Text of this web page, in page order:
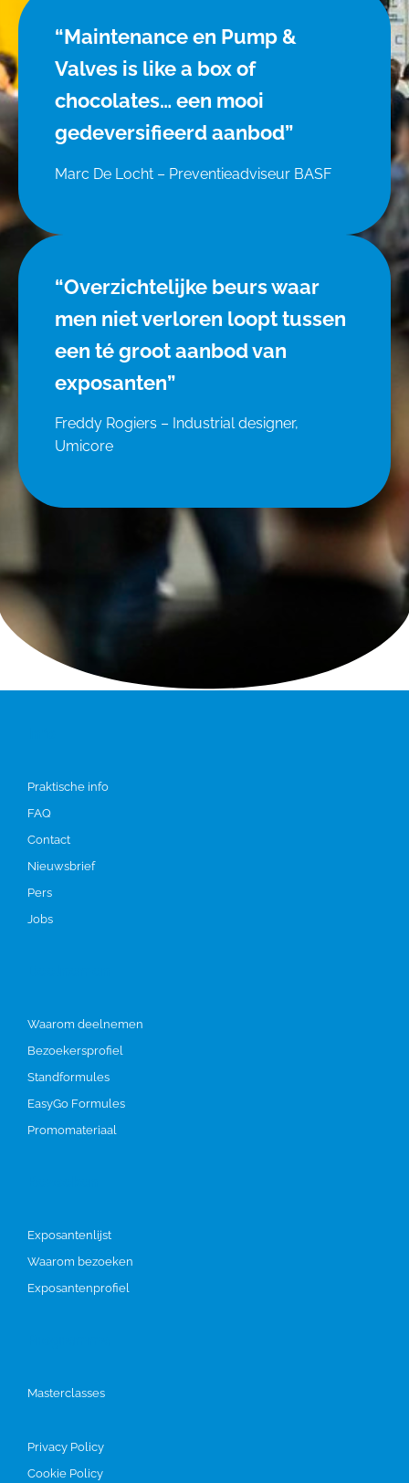
“Maintenance en Pump &
Valves is like a box of
chocolates… een mooi
gedeversifieerd aanbod”
Marc De Locht – Preventieadviseur BASF
“Overzichtelijke beurs waar
men niet verloren loopt tussen
een té groot aanbod van
exposanten”
Freddy Rogiers – Industrial designer,
Umicore
Praktische info
FAQ
Contact
Nieuwsbrief
Pers
Jobs
Waarom deelnemen
Bezoekersprofiel
Standformules
EasyGo Formules
Promomateriaal
Exposantenlijst
Waarom bezoeken
Exposantenprofiel
Masterclasses
Privacy Policy
Cookie Policy